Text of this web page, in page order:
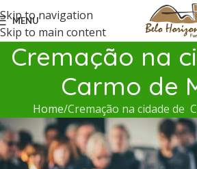
Skip to navigation
Skip to main content
MENU
Cremação na
Carmo de
Home Cremação na cidade de